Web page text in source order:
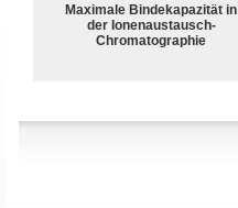
Maximale Bindekapazität in
der Ionenaustausch-
Chromatographie